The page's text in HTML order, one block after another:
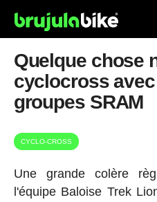
Quelque chose
cyclocross
groupes SRAM
CYCLO-CROSS
Une grande colère
l'équipe Baloise Trek